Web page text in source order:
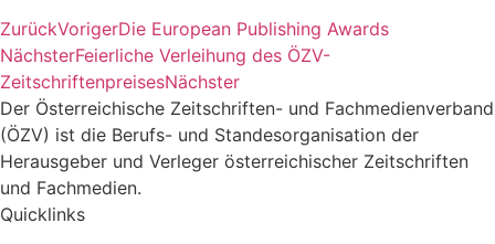
ZurückVorigerDie European Publishing Awards
NächsterFeierliche Verleihung des ÖZV-
ZeitschriftenpreisesNächster
Der Österreichische Zeitschriften- und Fachmedienverband
(ÖZV) ist die Berufs- und Standesorganisation der
Herausgeber und Verleger österreichischer Zeitschriften
und Fachmedien.
Quicklinks